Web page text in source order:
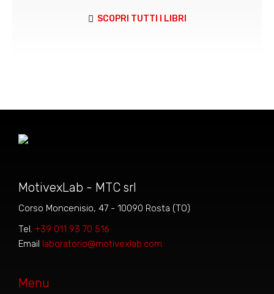
SCOPRI TUTTI I LIBRI
MotivexLab - MTC srl
Corso Moncenisio, 47 - 10090 Rosta (TO)
Tel. +39 011 93 70 516
Email laboratorio@motivexlab.com
Menu